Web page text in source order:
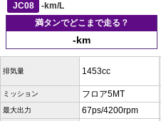
JC08
-km/L
満タンでどこまで走る？
-km
排気量 1453cc
ミッション フロア5MT
最大出力 67ps/4200rpm